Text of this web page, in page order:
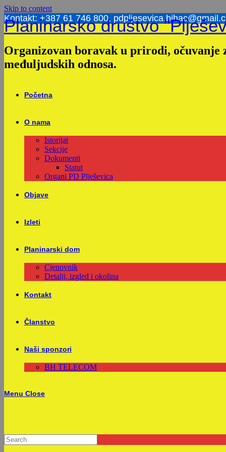
Skip to content
Kontakt: +387 61 746 800,
Planinarsko društvo
Organizovan boravak u prirodi,
međuljudskih odnosa.
Početna
O nama
Istorijat
Sekcije
Dokumenti
Statut
Organi PD Plješevica
Objave
Izleti
Planinarski dom
Cjenovnik
Detalji, izgled i okolina
Kontakt
Članstvo
Naši sponzori
BH TELECOM
Menu Close